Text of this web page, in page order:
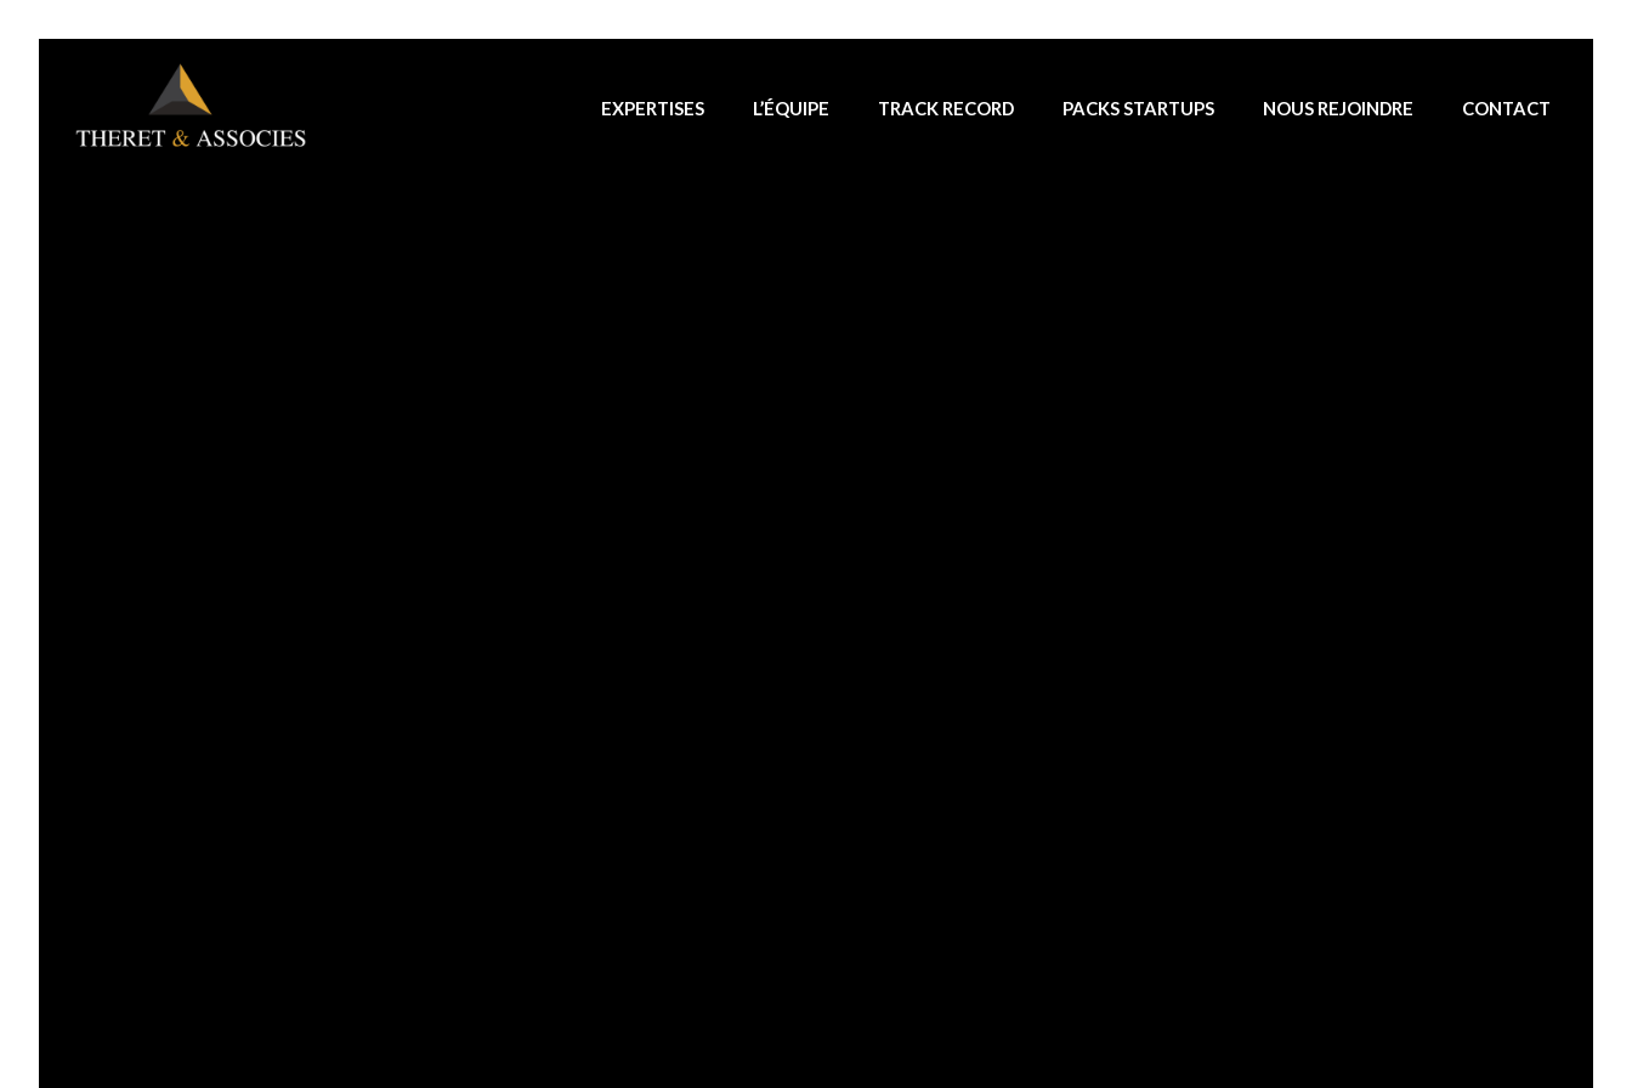
EXPERTISES L’ÉQUIPE TRACK RECORD PACKS STARTUPS NOUS REJOINDRE CONTACT